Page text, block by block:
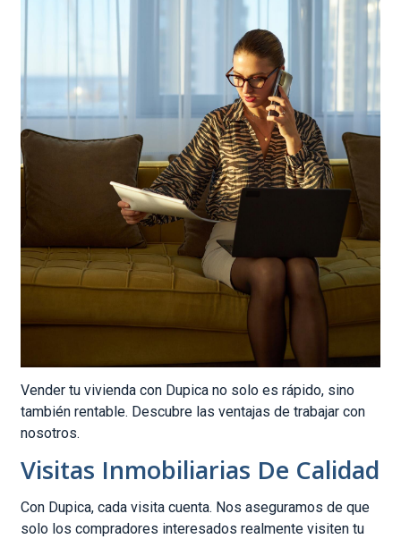
Vender tu vivienda con Dupica no solo es rápido, sino
también rentable. Descubre las ventajas de trabajar con
nosotros.
Visitas Inmobiliarias De Calidad
Con Dupica, cada visita cuenta. Nos aseguramos de que
solo los compradores interesados realmente visiten tu